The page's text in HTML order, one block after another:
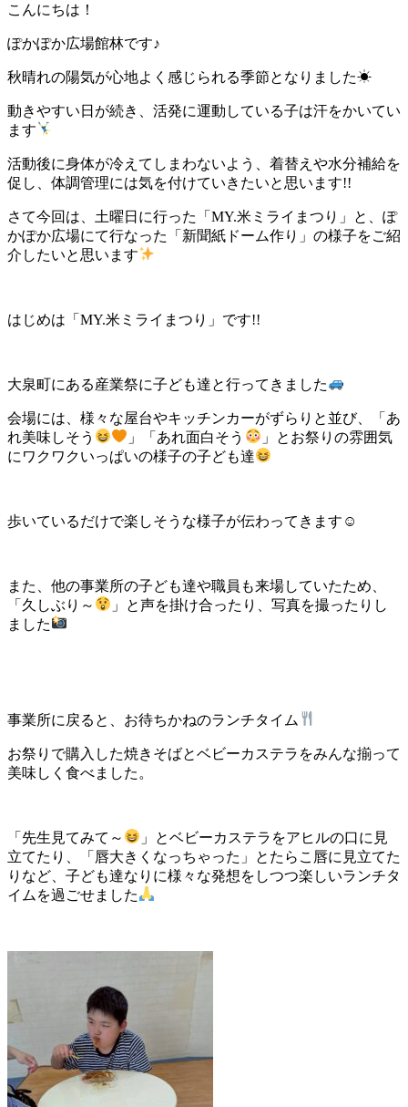
こんにちは！
ぽかぽか広場館林です♪
秋晴れの陽気が心地よく感じられる季節となりました☀
動きやすい日が続き、活発に運動している子は汗をかいてい
ます
活動後に身体が冷えてしまわないよう、着替えや水分補給を
促し、体調管理には気を付けていきたいと思います!!
さて今回は、土曜日に行った「MY.米ミライまつり」と、ぽ
かぽか広場にて行なった「新聞紙ドーム作り」の様子をご紹
介したいと思います
はじめは「MY.米ミライまつり」です!!
大泉町にある産業祭に子ども達と行ってきました
会場には、様々な屋台やキッチンカーがずらりと並び、「あ
れ美味しそう
」「あれ面白そう
」とお祭りの雰囲気
にワクワクいっぱいの様子の子ども達
歩いているだけで楽しそうな様子が伝わってきます☺
また、他の事業所の子ども達や職員も来場していたため、
「久しぶり～
」と声を掛け合ったり、写真を撮ったりし
ました
事業所に戻ると、お待ちかねのランチタイム
お祭りで購入した焼きそばとベビーカステラをみんな揃って
美味しく食べました。
「先生見てみて～
」とベビーカステラをアヒルの口に見
立てたり、「唇大きくなっちゃった」とたらこ唇に見立てた
りなど、子ども達なりに様々な発想をしつつ楽しいランチタ
イムを過ごせました